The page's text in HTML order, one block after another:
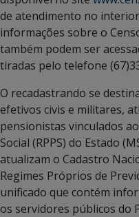
de atendimento no
informações sobre o
também podem ser
tiradas pelo telefone
O recadastrando se
efetivos civis e militares,
pensionistas vinculados
Social (RPPS) do Estado
atualizam o Cadastro
Regimes Próprios de
unificado que contém
os servidores públicos do